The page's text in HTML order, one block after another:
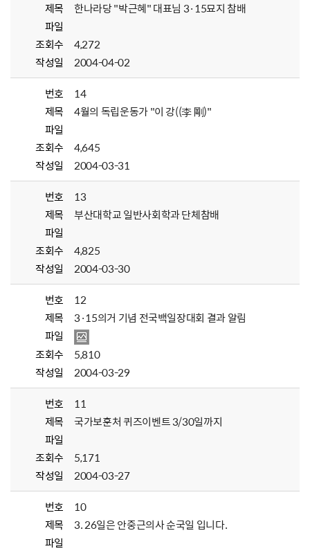
제목
한나라당 "박근혜" 대표님 3·15묘지 참배
파일
조회수
4,272
작성일
2004-04-02
번호
14
제목
4월의 독립운동가 "이 강((李 剛)"
파일
조회수
4,645
작성일
2004-03-31
번호
13
제목
부산대학교 일반사회학과 단체참배
파일
조회수
4,825
작성일
2004-03-30
번호
12
제목
3·15의거 기념 전국백일장대회 결과 알림
파일
조회수
5,810
작성일
2004-03-29
번호
11
제목
국가보훈처 퀴즈이벤트 3/30일까지
파일
조회수
5,171
작성일
2004-03-27
번호
10
제목
3. 26일은 안중근의사 순국일 입니다.
파일